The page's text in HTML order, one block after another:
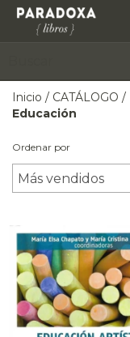
Inicio / CATÁLOGO /
Educación
Ordenar por